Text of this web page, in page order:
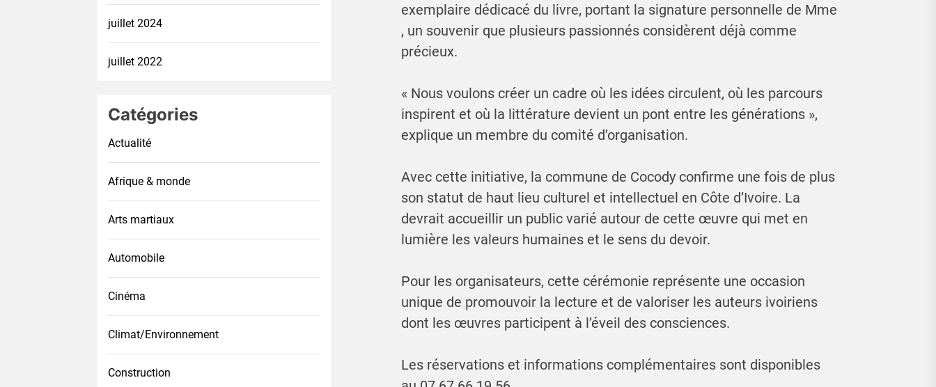
exemplaire dédicacé du livre, portant la signature personnelle de Mme
, un souvenir que plusieurs passionnés considèrent déjà comme
précieux.
« Nous voulons créer un cadre où les idées circulent, où les parcours
inspirent et où la littérature devient un pont entre les générations »,
explique un membre du comité d’organisation.
Avec cette initiative, la commune de Cocody confirme une fois de plus
son statut de haut lieu culturel et intellectuel en Côte d’Ivoire. La
devrait accueillir un public varié autour de cette œuvre qui met en
lumière les valeurs humaines et le sens du devoir.
Pour les organisateurs, cette cérémonie représente une occasion
unique de promouvoir la lecture et de valoriser les auteurs ivoiriens
dont les œuvres participent à l’éveil des consciences.
Les réservations et informations complémentaires sont disponibles
juillet 2024
juillet 2022
Catégories
Actualité
Afrique & monde
Arts martiaux
Automobile
Cinéma
Climat/Environnement
Construction